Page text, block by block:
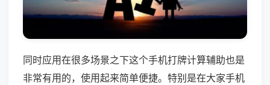
同时应用在很多场景之下这个手机打牌计算辅助也是
非常有用的，使用起来简单便捷。特别是在大家手机